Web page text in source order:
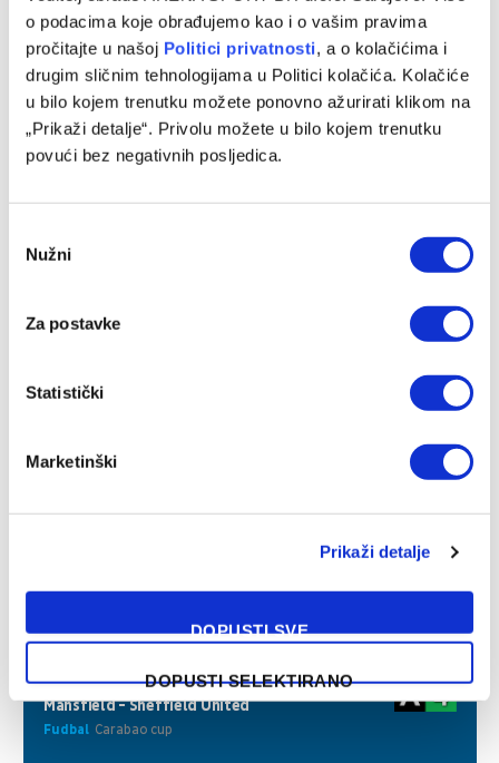
o podacima koje obrađujemo kao i o vašim pravima
pročitajte u našoj Politici privatnosti, a o kolačićima i
drugim sličnim tehnologijama u Politici kolačića. Kolačiće
u bilo kojem trenutku možete ponovno ažurirati klikom na
„Prikaži detalje“. Privolu možete u bilo kojem trenutku
povući bez negativnih posljedica.
Selection
Nužni
Za postavke
Statistički
Marketinški
Prikaži detalje
DOPUSTI SVE
DOPUSTI SELEKTIRANO
03/08/2025
Partizan dočekuje škotski Hibernian u susretu trećeg
pretkola Konferencijske lige. Meč gledajte na kanalu
Arena 1 Premium u četvrtak navečer,…